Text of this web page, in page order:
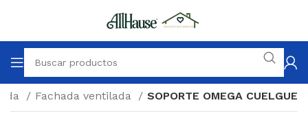
Fachada ventilada SOPORTE OMEGA CUELGUE